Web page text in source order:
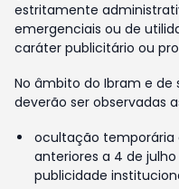
estritamente
emergenciais ou de
caráter publicitário ou
No âmbito do Ibram e de
deverão ser observadas
ocultação temporária
anteriores a 4 de
publicidade